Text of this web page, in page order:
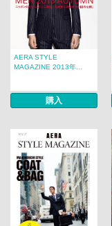
AERA STYLE
MAGAZINE 2013年...
購入